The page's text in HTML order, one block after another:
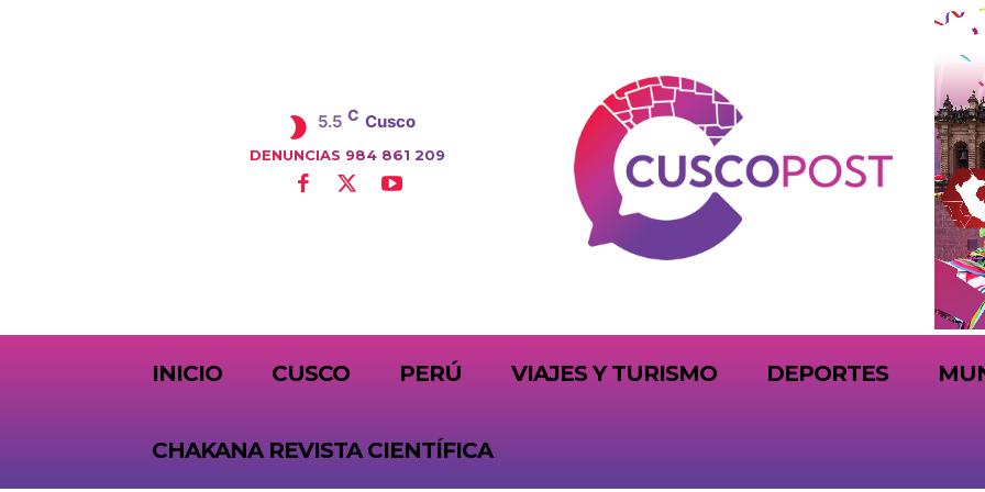
5.5 C Cusco
DENUNCIAS 984 861 209
INICIO CUSCO PERÚ VIAJES Y TURISMO DEPORTES
CHAKANA REVISTA CIENTÍFICA